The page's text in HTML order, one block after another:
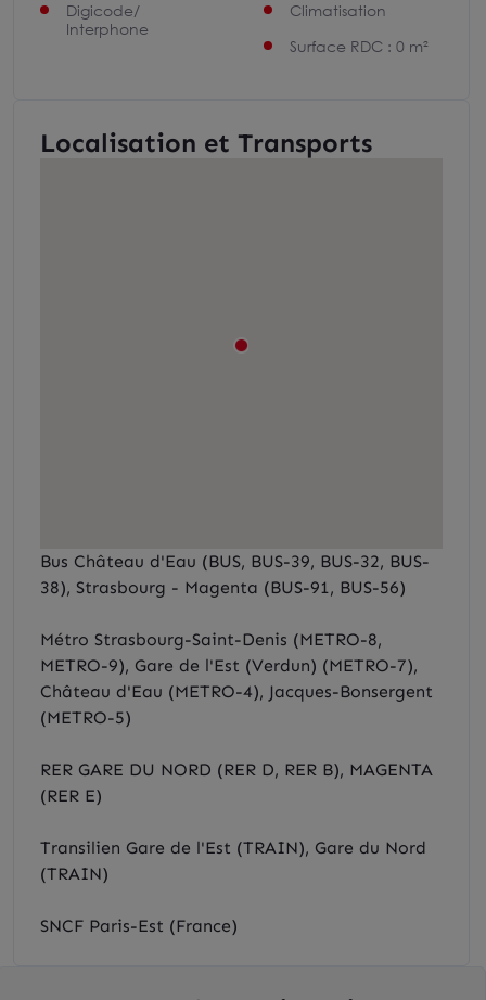
Digicode/
Interphone
Climatisation
Surface RDC : 0 m²
Localisation et Transports
Bus Château d'Eau (BUS, BUS-39, BUS-32, BUS-
38), Strasbourg - Magenta (BUS-91, BUS-56)
Métro Strasbourg-Saint-Denis (METRO-8,
METRO-9), Gare de l'Est (Verdun) (METRO-7),
Château d'Eau (METRO-4), Jacques-Bonsergent
(METRO-5)
RER GARE DU NORD (RER D, RER B), MAGENTA
(RER E)
Transilien Gare de l'Est (TRAIN), Gare du Nord
(TRAIN)
SNCF Paris-Est (France)